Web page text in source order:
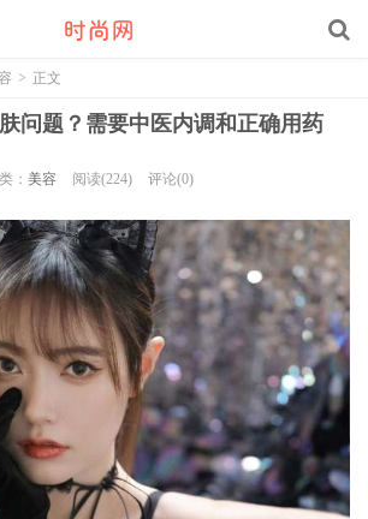
> 正文
问题？需要中医内调和正确用药
： 美容 阅读(224) 评论(0)